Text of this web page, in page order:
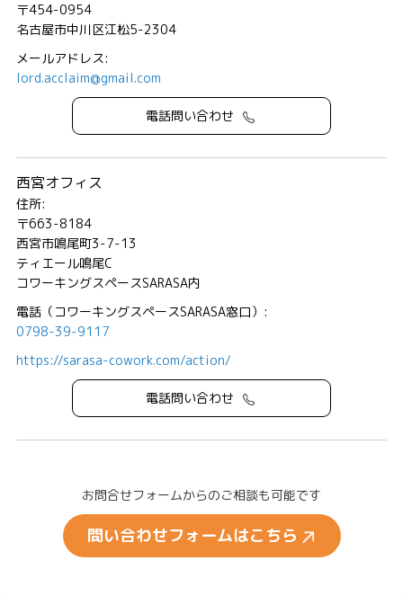
〒454-0954
名古屋市中川区江松5-2304
メールアドレス:
lord.acclaim@gmail.com
電話問い合わせ
西宮オフィス
住所:
〒663-8184
西宮市鳴尾町3-7-13
ティエール鳴尾C
コワーキングスペースSARASA内
電話（コワーキングスペースSARASA窓口）:
0798-39-9117
https://sarasa-cowork.com/action/
電話問い合わせ
お問合せフォームからのご相談も可能です
問い合わせフォームはこちら